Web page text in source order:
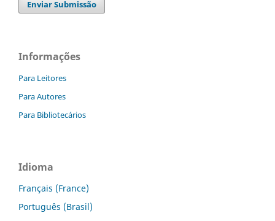
Enviar Submissão
Informações
Para Leitores
Para Autores
Para Bibliotecários
Idioma
Français (France)
Português (Brasil)